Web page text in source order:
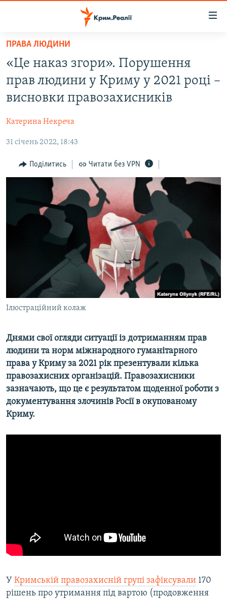
Перейти
основного
матеріалу
Перейти
до
основної
навігації
Перейти
пошуку
ВОДА.КРИМ
ВІДЕО ТА ФОТО
БЛОГИ
ПОГЛЯД
ІНТЕРВ'Ю
ВСЕ ЗА ДЕНЬ
СПЕЦПРОЕКТИ
ДЕПОРТАЦІЯ
ВІДЕОУРОКИ «ELIFBE»
СВІДЧЕННЯ ОКУПАЦІЇ
УКРАЇНСЬКА ПРОБЛЕМА КРИМУ
ІНФОГРАФІКА
ЯК ОБІЙТИ БЛОКУВАННЯ
ДОЛУЧАЙСЯ!
Усі сайти RFE/RL
ПРАВА ЛЮДИНИ
«Це наказ згори». Порушення
прав людини у Криму у 2021 році –
висновки правозахисників
Катерина Некреча
31 січень 2022, 18:43
Поділитись Читати без VPN
Ілюстраційний колаж
Днями свої огляди ситуації із дотриманням прав
людини та норм міжнародного гуманітарного
права у Криму за 2021 рік презентували кілька
правозахисних організацій. Правозахисники
зазначають, що це є результатом щоденної роботи з
документування злочинів Росії в окупованому
Криму.
У Кримській правозахисній групі зафіксували 170
рішень про утримання під вартою (продовження